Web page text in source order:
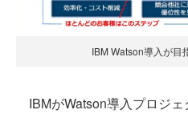
IBM Watson導入が目
IBMがWatson導入プロジ